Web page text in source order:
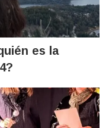
es la